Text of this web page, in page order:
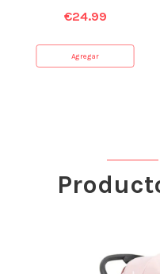
€24.99
Agregar